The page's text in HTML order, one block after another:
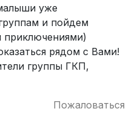
уже
и пойдем
рядом с Вами!
группы ГКП,
Пожаловаться